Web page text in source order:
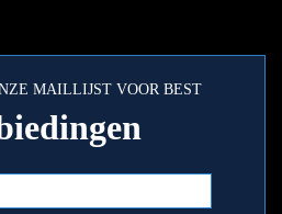
MAILLIJST VOOR BEST